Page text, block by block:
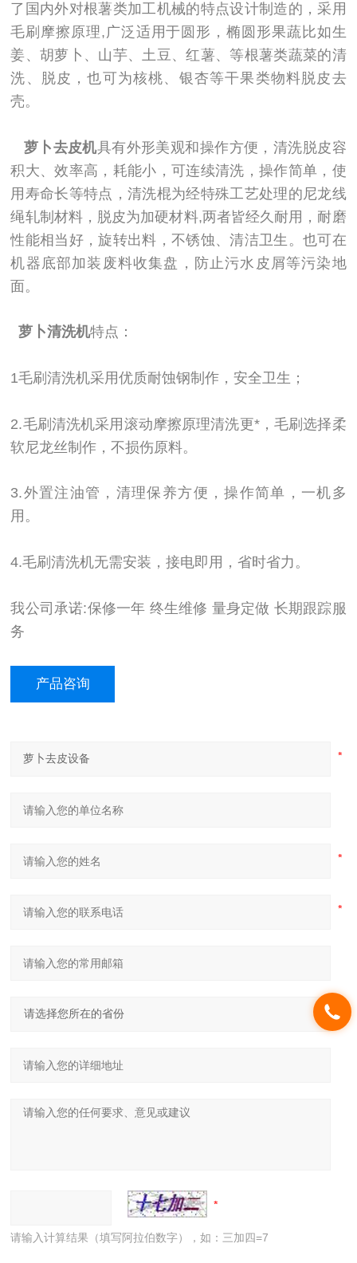
了国内外对根薯类加工机械的特点设计制造的，采用
毛刷摩擦原理,广泛适用于圆形，椭圆形果蔬比如生
姜、胡萝卜、山芋、土豆、红薯、等根薯类蔬菜的清
洗、脱皮，也可为核桃、银杏等干果类物料脱皮去
壳。
萝卜去皮机具有外形美观和操作方便，清洗脱皮容
积大、效率高，耗能小，可连续清洗，操作简单，使
用寿命长等特点，清洗棍为经特殊工艺处理的尼龙线
绳轧制材料，脱皮为加硬材料,两者皆经久耐用，耐磨
性能相当好，旋转出料，不锈蚀、清洁卫生。也可在
机器底部加装废料收集盘，防止污水皮屑等污染地
面。
萝卜清洗机特点：
1毛刷清洗机采用优质耐蚀钢制作，安全卫生；
2.毛刷清洗机采用滚动摩擦原理清洗更*，毛刷选择柔
软尼龙丝制作，不损伤原料。
3.外置注油管，清理保养方便，操作简单，一机多
用。
4.毛刷清洗机无需安装，接电即用，省时省力。
我公司承诺:保修一年 终生维修 量身定做 长期跟踪服
务
产品咨询
请输入计算结果（填写阿拉伯数字），如：三加四=7